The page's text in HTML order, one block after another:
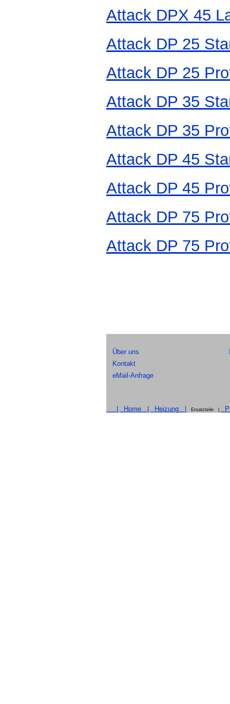
Attack DPX 45
Attack DP 25
Attack DP 25
Attack DP 35
Attack DP 35
Attack DP 45
Attack DP 45
Attack DP 75
Attack DP 75
Über uns
Kontakt
eMail-Anfrage
Home | Heizung | Ersatzteile |